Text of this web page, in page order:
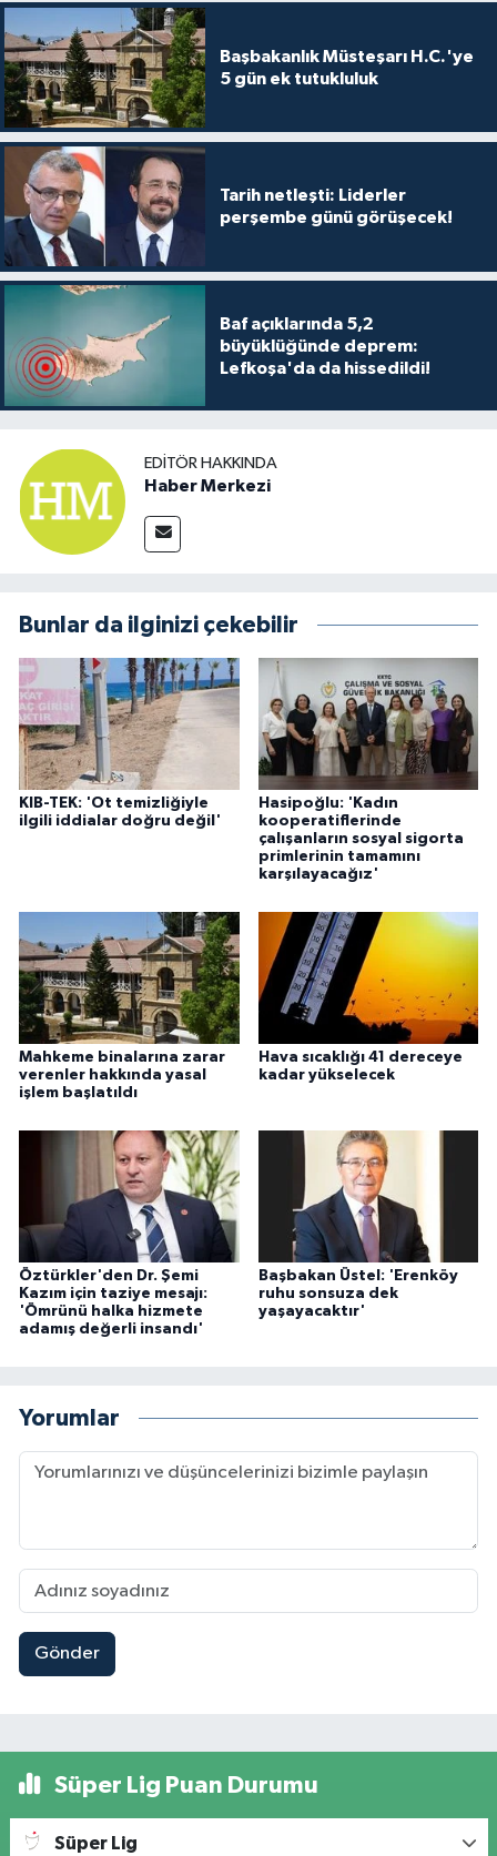
Başbakanlık Müsteşarı H.C.'ye
5 gün ek tutukluluk
Tarih netleşti: Liderler
perşembe günü görüşecek!
Baf açıklarında 5,2
büyüklüğünde deprem:
Lefkoşa'da da hissedildi!
EDITÖR HAKKINDA
Haber Merkezi
Bunlar da ilginizi çekebilir
KIB-TEK: 'Ot temizliğiyle
ilgili iddialar doğru değil'
Hasipoğlu: 'Kadın
kooperatiflerinde
çalışanların sosyal sigorta
primlerinin tamamını
karşılayacağız'
Mahkeme binalarına zarar
verenler hakkında yasal
işlem başlatıldı
Hava sıcaklığı 41 dereceye
kadar yükselecek
Öztürkler'den Dr. Şemi
Kazım için taziye mesajı:
'Ömrünü halka hizmete
adamış değerli insandı'
Başbakan Üstel: 'Erenköy
ruhu sonsuza dek
yaşayacaktır'
Yorumlar
Gönder
Süper Lig Puan Durumu
Süper Lig